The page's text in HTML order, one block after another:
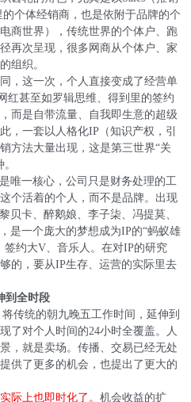
个体经销商，也是依附于品牌的个
商世界），传统世界的个体户、跑
再次呈现，很多网商从个体户、家
组织。
这一次，个人直接变成了经营单
红甚至如罗辑思维、得到里的签约
而是自带流量、自我即生意的超级
，一套以人格化IP（知识产权，引
方法大量出现，这是第三世界“关
一核心，公司只是财务处理的工
个活着的个人，而不是品牌。出现
贝卡、醉鹅娘、李子柒、冯提莫、
是一个庞大的梦想成为IP的“蚂蚁雄
签约大V、音乐人。在对IP的研究
的，要从IP生存、运营的实际里去
到全时段
统的朝九晚五工作时间，延伸到
了对个人时间的24小时全覆盖。人
，就是卖场。传播、交易已经无处
供了更多的机会，也提出了更大的
际上也即时化了。机会收益的扩